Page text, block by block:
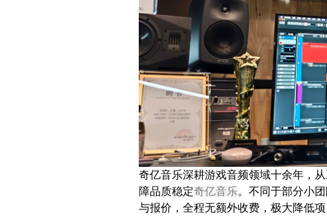
奇亿音乐深耕游戏音频领域十余年，
障品质稳定奇亿音乐。不同于部分小
与报价，全程无额外收费，极大降低项